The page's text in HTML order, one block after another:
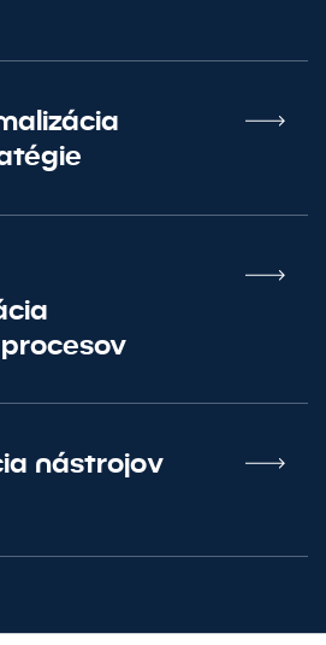
nástrojov